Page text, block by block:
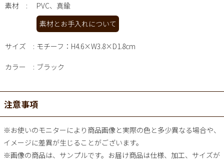
素材
PVC、真鍮
素材とお手入れについて
サイズ モチーフ：H4.6×W3.8×D1.8cm
カラー ブラック
注意事項
※お使いのモニターにより商品画像と実際の色と多少異なる場合や、
イメージに差異が生じることがございます。
※画像の商品は、サンプルです。お届け商品は仕様、加工、サイズが